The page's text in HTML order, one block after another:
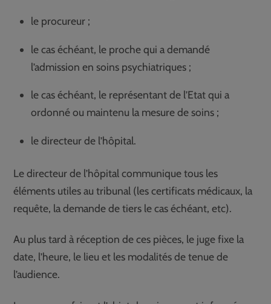
le procureur ;
le cas échéant, le proche qui a demandé
l’admission en soins psychiatriques ;
le cas échéant, le représentant de l’Etat qui a
ordonné ou maintenu la mesure de soins ;
le directeur de l’hôpital.
Le directeur de l’hôpital communique tous les
éléments utiles au tribunal (les certificats médicaux, la
requête, la demande de tiers le cas échéant, etc).
Au plus tard à réception de ces pièces, le juge fixe la
date, l’heure, le lieu et les modalités de tenue de
l’audience.